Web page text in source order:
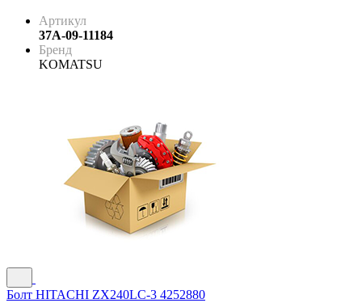
Артикул
37A-09-11184
Бренд
KOMATSU
Болт HITACHI ZX240LC-3 4252880